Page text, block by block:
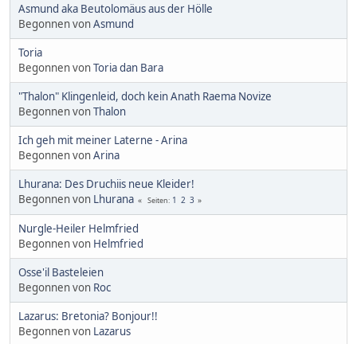
Asmund aka Beutolomäus aus der Hölle
Begonnen vonAsmund
Toria
Begonnen vonToria dan Bara
"Thalon" Klingenleid, doch kein Anath Raema Novize
Begonnen vonThalon
Ich geh mit meiner Laterne - Arina
Begonnen vonArina
Lhurana: Des Druchiis neue Kleider!
Begonnen von Lhurana Seiten 1 2 3
Nurgle-Heiler Helmfried
Begonnen von Helmfried
Osse'il Basteleien
Begonnen von Roc
Lazarus: Bretonia? Bonjour!!
Begonnen von Lazarus